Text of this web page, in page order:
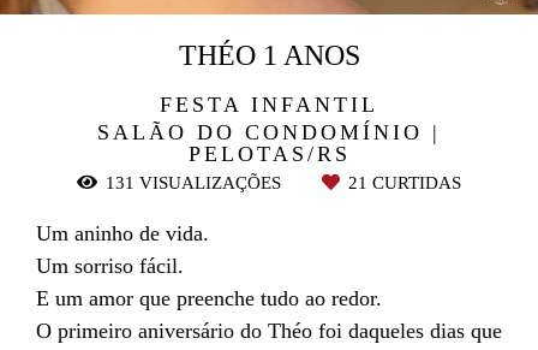
FESTA INFANTIL
SALÃO DO CONDOMÍNIO |
PELOTAS/RS
THÉO 1 ANOS
131 VISUALIZAÇÕES 21 CURTIDAS
Um aninho de vida.
Um sorriso fácil.
E um amor que preenche tudo ao redor.
O primeiro aniversário do Théo foi daqueles dias que